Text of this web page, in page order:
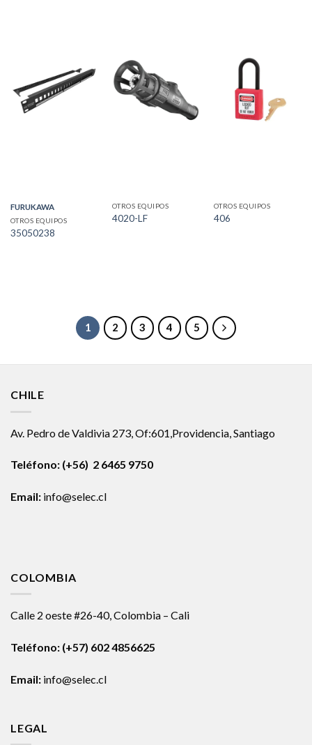
FURUKAWA
OTROS EQUIPOS
35050238
OTROS EQUIPOS
4020-LF
OTROS EQUIPOS
406
1 2 3 4 5
CHILE
Av. Pedro de Valdivia 273, Of:601,Providencia, Santiago
Teléfono: (+56) 2 6465 9750
Email: info@selec.cl
COLOMBIA
Calle 2 oeste #26-40, Colombia – Cali
Teléfono: (+57) 602 4856625
Email: info@selec.cl
LEGAL